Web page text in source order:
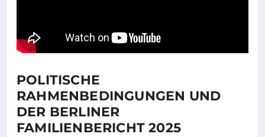
POLITISCHE
RAHMENBEDINGUNGEN UND
DER BERLINER
FAMILIENBERICHT 2025